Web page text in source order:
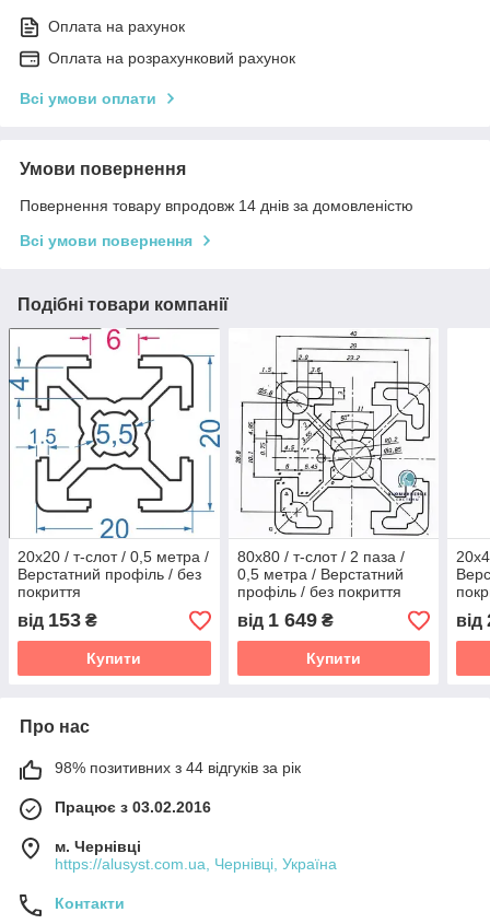
Оплата на рахунок
Оплата на розрахунковий рахунок
Всі умови оплати
Умови повернення
Повернення товару впродовж 14 днів за домовленістю
Всі умови повернення
Подібні товари компанії
20х20 / т-слот / 0,5 метра /
Верстатний профіль / без
покриття
від 153 ₴
Купити
80х80 / т-слот / 2 паза /
0,5 метра / Верстатний
профіль / без покриття
від 1 649₴
Купити
від
Про нас
98% позитивних з 44 відгуків за рік
Працює з 03.02.2016
м. Чернівці
https://alusyst.com.ua, Чернівці, Україна
Контакти